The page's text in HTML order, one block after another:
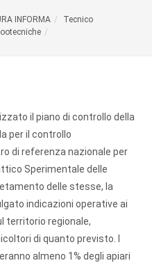
INFORMA
Tecnico
il piano di controllo della
per il controllo
di referenza nazionale per
Sperimentale delle
delle stesse, la
indicazioni operative ai
territorio regionale,
di quanto previsto. I
almeno 1% degli apiari